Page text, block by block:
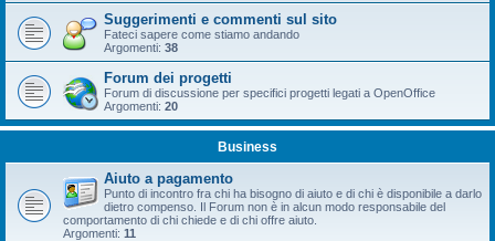
Suggerimenti e commenti sul sito
Fateci sapere come stiamo andando
Argomenti: 38
Forum dei progetti
Forum di discussione per specifici progetti legati a OpenOffice
Argomenti: 20
Business
Aiuto a pagamento
Punto di incontro fra chi ha bisogno di aiuto e di chi è disponibile a darlo
dietro compenso. Il Forum non è in alcun modo responsabile del
comportamento di chi chiede e di chi offre aiuto.
Argomenti: 11